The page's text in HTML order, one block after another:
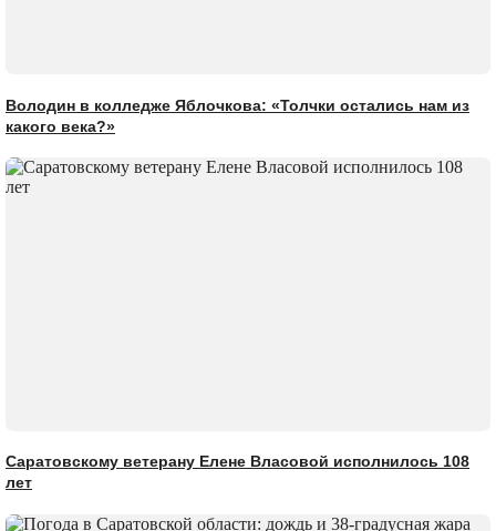
Володин в колледже Яблочкова: «Толчки остались нам из
какого века?»
Саратовскому ветерану Елене Власовой исполнилось 108
лет